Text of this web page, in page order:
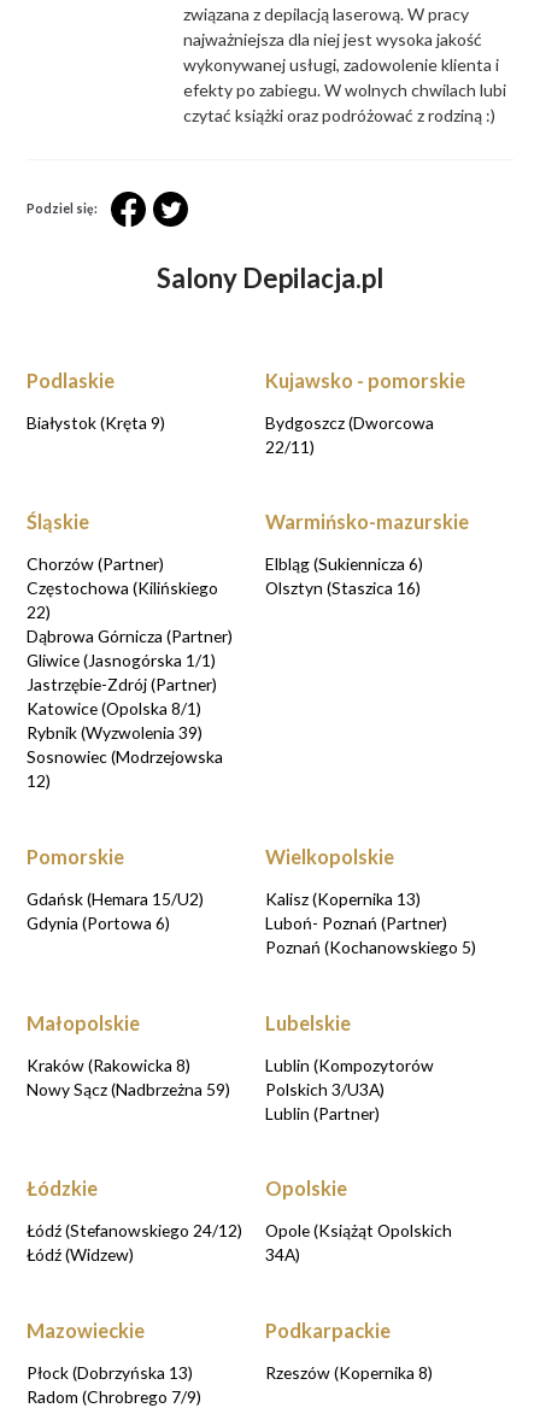
związana z depilacją laserową. W pracy
najważniejsza dla niej jest wysoka jakość
wykonywanej usługi, zadowolenie klienta i
efekty po zabiegu. W wolnych chwilach lubi
czytać książki oraz podróżować z rodziną :)
Podziel się:
Salony Depilacja.pl
Podlaskie
Białystok (Kręta 9)
Kujawsko - pomorskie
Bydgoszcz (Dworcowa
22/11)
Śląskie
Chorzów (Partner)
Częstochowa (Kilińskiego
22)
Dąbrowa Górnicza (Partner)
Gliwice (Jasnogórska 1/1)
Jastrzębie-Zdrój (Partner)
Katowice (Opolska 8/1)
Rybnik (Wyzwolenia 39)
Sosnowiec (Modrzejowska
12)
Warmińsko-mazurskie
Elbląg (Sukiennicza 6)
Olsztyn (Staszica 16)
Pomorskie
Gdańsk (Hemara 15/U2)
Gdynia (Portowa 6)
Wielkopolskie
Kalisz (Kopernika 13)
Luboń- Poznań (Partner)
Poznań (Kochanowskiego 5)
Małopolskie
Kraków (Rakowicka 8)
Nowy Sącz (Nadbrzeżna 59)
Lubelskie
Lublin (Kompozytorów
Polskich 3/U3A)
Lublin (Partner)
Łódzkie
Łódź (Stefanowskiego 24/12)
Łódź (Widzew)
Opolskie
Opole (Książąt Opolskich
34A)
Mazowieckie
Płock (Dobrzyńska 13)
Radom (Chrobrego 7/9)
Podkarpackie
Rzeszów (Kopernika 8)